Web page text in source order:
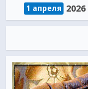
1 апреля 2026